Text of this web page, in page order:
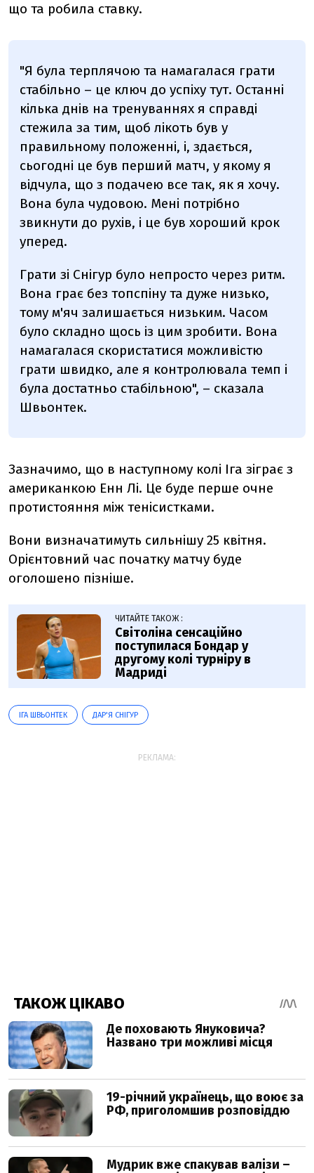
що та робила ставку.
"Я була терплячою та намагалася грати
стабільно – це ключ до успіху тут. Останні
кілька днів на тренуваннях я справді
стежила за тим, щоб лікоть був у
правильному положенні, і, здається,
сьогодні це був перший матч, у якому я
відчула, що з подачею все так, як я хочу.
Вона була чудовою. Мені потрібно
звикнути до рухів, і це був хороший крок
уперед.
Грати зі Снігур було непросто через ритм.
Вона грає без топспіну та дуже низько,
тому м'яч залишається низьким. Часом
було складно щось із цим зробити. Вона
намагалася скористатися можливістю
грати швидко, але я контролювала темп і
була достатньо стабільною", – сказала
Швьонтек.
Зазначимо, що в наступному колі Іга зіграє з
американкою Енн Лі. Це буде перше очне
протистояння між тенісистками.
Вони визначатимуть сильнішу 25 квітня.
Орієнтовний час початку матчу буде
оголошено пізніше.
ЧИТАЙТЕ ТАКОЖ :
Світоліна сенсаційно
поступилася Бондар у
другому колі турніру в
Мадриді
ІГА ШВЬОНТЕК ДАР'Я СНІГУР
РЕКЛАМА: